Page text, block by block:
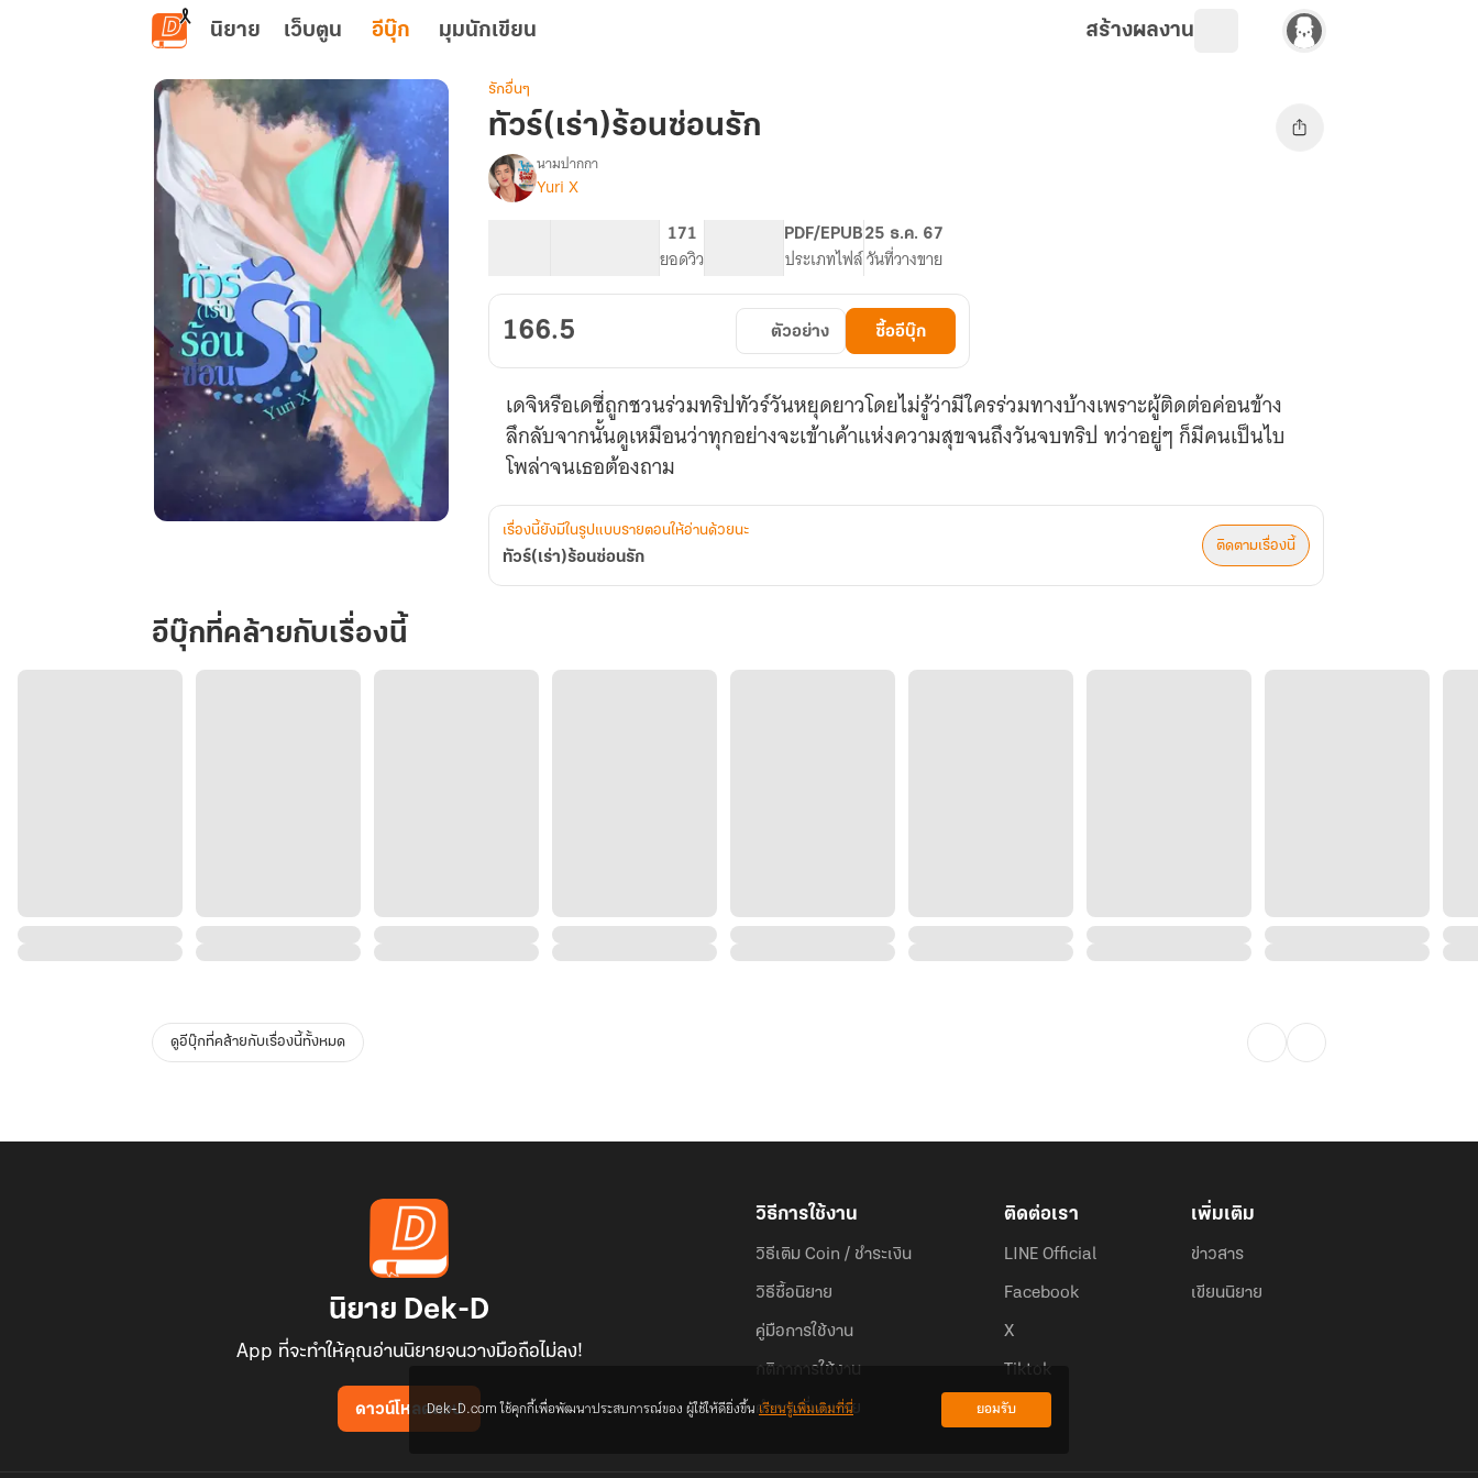
ข้ามไปยังเนื้อหาหลัก
นิยาย เว็บตูน อีบุ๊ก มุมนักเขียน สร้างผลงาน
รักอื่นๆ
ทัวร์(เร่า)ร้อนซ่อนรัก
เรื่อง
ทัวร์(เร่า)ร้อน
นามปากกา
Yuri X
171
ยอดวิว
PDF/EPUB
ประเภทไฟล์
25 ธ.ค. 67
วันที่วางขาย
166.5 ตัวอย่าง ซื้ออีบุ๊ก
เดจิหรือเดซี่ถูกชวนร่วมทริปทัวร์วันหยุดยาวโดยไม่รู้ว่ามีใครร่วมทางบ้างเพราะผู้ติดต่อค่อนข้าง
ลึกลับจากนั้นดูเหมือนว่าทุกอย่างจะเข้าเค้าแห่งความสุขจนถึงวันจบทริป ทว่าอยู่ๆ ก็มีคนเป็นไบ
โพล่าจนเธอต้องถาม
เรื่องนี้ยังมีในรูปแบบรายตอนให้อ่านด้วยนะ
ทัวร์(เร่า)ร้อนซ่อนรัก
ติดตามเรื่องนี้
อีบุ๊กที่คล้ายกับเรื่องนี้
ดูอีบุ๊กที่คล้ายกับเรื่องนี้ทั้งหมด
นิยาย Dek-D
App ที่จะทำให้คุณอ่านนิยายจนวางมือถือไม่ลง!
ดาวน์โหลดแอป
วิธีการใช้งาน
วิธีเติม Coin / ชำระเงิน
วิธีซื้อนิยาย
คู่มือการใช้งาน
กติกาการใช้งาน
คำถามที่พบบ่อย
ติดต่อเรา
LINE Official
Facebook
X
Tiktok
เพิ่มเติม
ข่าวสาร
เขียนนิยาย
Dek-D.com ใช้คุกกี้เพื่อพัฒนาประสบการณ์ของ ผู้ใช้ให้ดียิ่งขึ้นเรียนรู้เพิ่มเติมที่นี่ ยอมรับ